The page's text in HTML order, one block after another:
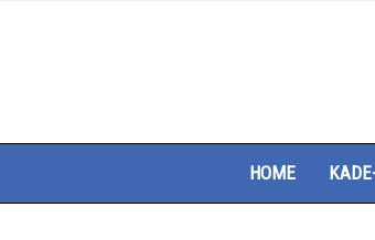
HOME